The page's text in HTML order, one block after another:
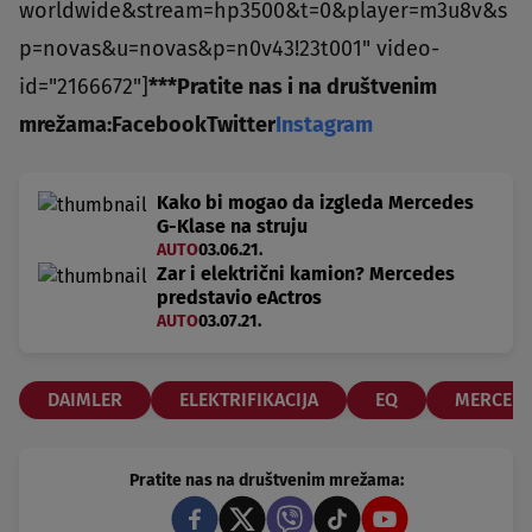
worldwide&stream=hp3500&t=0&player=m3u8v&s
p=novas&u=novas&p=n0v43!23t001" video-
id="2166672"]***Pratite nas i na društvenim
mrežama:FacebookTwitterInstagram
Kako bi mogao da izgleda Mercedes
G-Klase na struju
AUTO03.06.21.
Zar i električni kamion? Mercedes
predstavio eActros
AUTO03.07.21.
DAIMLER ELEKTRIFIKACIJA EQ
Pratite nas na društvenim mrežama: